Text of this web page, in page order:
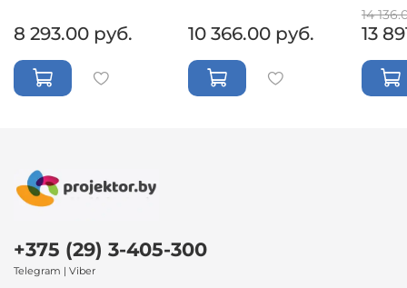
8 293.00 руб. 10 366.00 руб.
14
13
+375 (29) 3-405-300
Telegram | Viber